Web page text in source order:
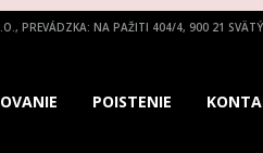
PREVÁDZKA: NA PAŽITI 404/4, 900 21 SVÄTÝ
POISTENIE